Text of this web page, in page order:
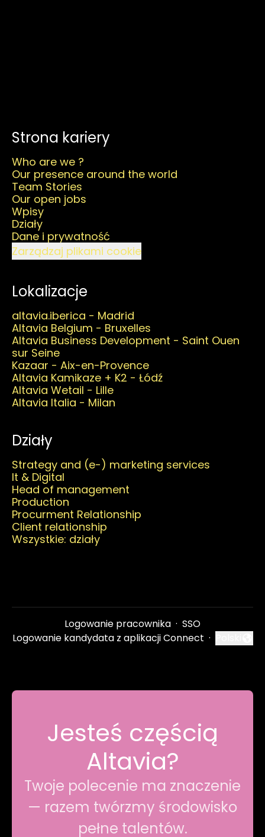
Strona kariery
Who are we ?
Our presence around the world
Team Stories
Our open jobs
Wpisy
Działy
Dane i prywatność
Zarządzaj plikami cookie
Lokalizacje
altavia.iberica - Madrid
Altavia Belgium - Bruxelles
Altavia Business Development - Saint Ouen
sur Seine
Kazaar - Aix-en-Provence
Altavia Kamikaze + K2 - Łódź
Altavia Wetail - Lille
Altavia Italia - Milan
Działy
Strategy and (e-) marketing services
It & Digital
Head of management
Production
Procurment Relationship
Client relationship
Wszystkie: działy
Logowanie pracownika · SSO
Logowanie kandydata z aplikacji Connect · Zmień
Jesteś częścią
Altavia?
Twoje polecenie ma znaczenie
— razem twórzmy środowisko
pełne talentów.